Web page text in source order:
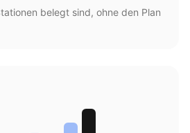
belegt sind, ohne den Plan